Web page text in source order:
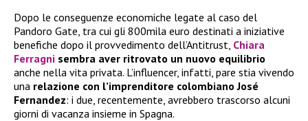
Dopo le conseguenze economiche legate al caso del
Pandoro Gate, tra cui gli 800mila euro destinati a iniziative
benefiche dopo il provvedimento dell’Antitrust, Chiara
Ferragni sembra aver ritrovato un nuovo equilibrio
anche nella vita privata. L’influencer, infatti, pare stia vivendo
una relazione con l’imprenditore colombiano José
Fernandez: i due, recentemente, avrebbero trascorso alcuni
giorni di vacanza insieme in Spagna.